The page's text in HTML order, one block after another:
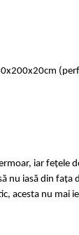
iar fețele
nu iasă din fața
acesta nu mai